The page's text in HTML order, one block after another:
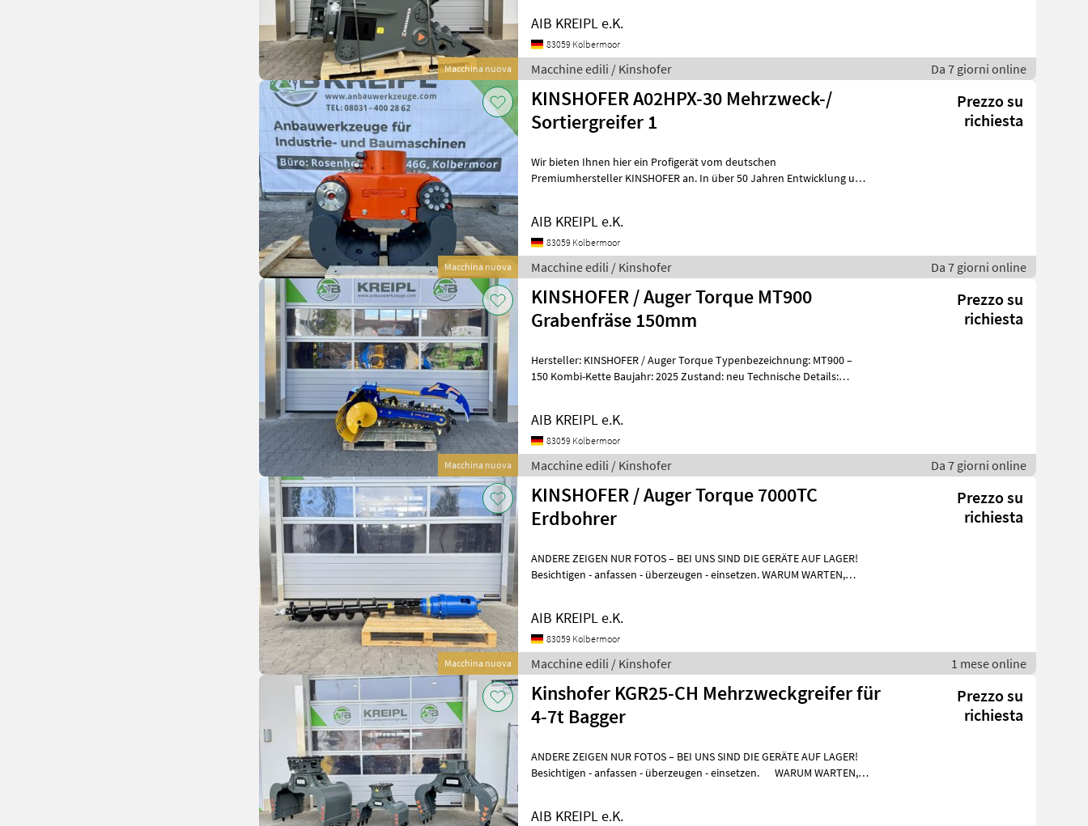
Macchina nuova
AIB KREIPL e.K.
83059 Kolbermoor
Macchine edili / Kinshofer Da 7 giorni online
Macchina nuova
KINSHOFER A02HPX-30 Mehrzweck-/
Sortiergreifer 1
Prezzo su
richiesta
Wir bieten Ihnen hier ein Profigerät vom deutschen
Premiumhersteller KINSHOFER an. In über 50 Jahren Entwicklung und
AIB KREIPL e.K.
83059 Kolbermoor
Macchine edili / Kinshofer Da 7 giorni online
Macchina nuova
KINSHOFER / Auger Torque MT900
Grabenfräse 150mm
Prezzo su
richiesta
Hersteller: KINSHOFER / Auger Torque Typenbezeichnung: MT900 –
150 Kombi-Kette Baujahr: 2025 Zustand: neu Technische Details:
AIB KREIPL e.K.
83059 Kolbermoor
Macchine edili / Kinshofer Da 7 giorni online
Macchina nuova
KINSHOFER / Auger Torque 7000TC
Erdbohrer
Prezzo su
richiesta
ANDERE ZEIGEN NUR FOTOS – BEI UNS SIND DIE GERÄTE AUF LAGER!
Besichtigen - anfassen - überzeugen - einsetzen. WARUM WARTEN,
AIB KREIPL e.K.
83059 Kolbermoor
Macchine edili / Kinshofer 1 mese online
Kinshofer KGR25-CH Mehrzweckgreifer für
4-7t Bagger
Prezzo su
richiesta
ANDERE ZEIGEN NUR FOTOS – BEI UNS SIND DIE GERÄTE AUF LAGER!
Besichtigen - anfassen - überzeugen - einsetzen. WARUM WARTEN,
AIB KREIPL e.K.